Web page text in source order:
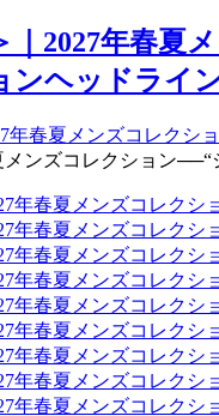
｜2027年春夏
ンヘッドライ
メンズコレクション